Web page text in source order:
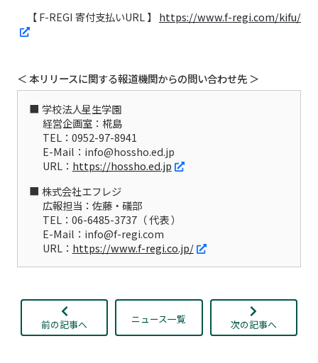
【 F-REGI 寄付支払いURL 】 https://www.f-regi.com/kifu/
＜ 本リリースに関する報道機関からの問い合わせ先 ＞
学校法人星生学園
経営企画室：椛島
TEL：0952-97-8941
E-Mail：info@hossho.ed.jp
URL： https://hossho.ed.jp
株式会社エフレジ
広報担当：佐藤・礒部
TEL：06-6485-3737（ 代表 ）
E-Mail：info@f-regi.com
URL： https://www.f-regi.co.jp/
前の記事へ ニュース一覧 次の記事へ